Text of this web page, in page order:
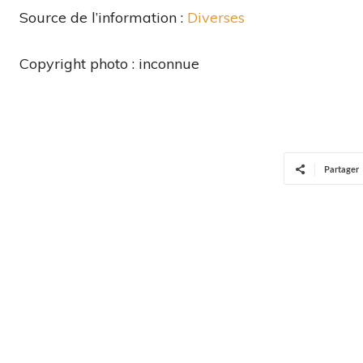
Source de l’information : Diverses
Copyright photo : inconnue
Partager